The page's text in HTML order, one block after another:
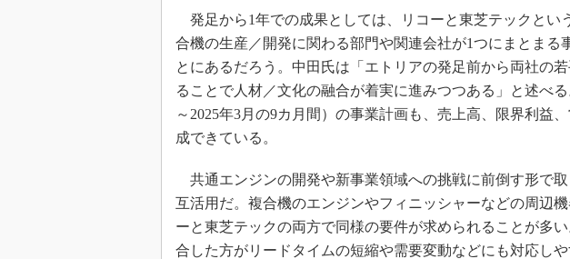
発足から1年での成果としては、リコーと東芝テックとい
合機の生産／開発に関わる部門や関連会社が1つにまとまる
とにあるだろう。中田氏は「エトリアの発足前から両社の
ることで人材／文化の融合が着実に進みつつある」と述べ
～2025年3月の9カ月間）の事業計画も、売上高、限界利益
成できている。
共通エンジンの開発や新事業領域への挑戦に前倒す形で
互活用だ。複合機のエンジンやフィニッシャーなどの周辺
ーと東芝テックの両方で同様の要件が求められることが多
合した方がリードタイムの短縮や需要変動などにも対応し